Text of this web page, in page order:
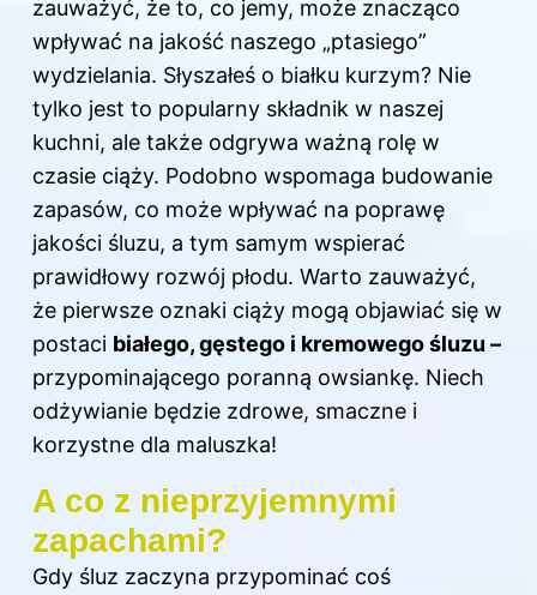
zauważyć, że to, co jemy, może znacząco
wpływać na jakość naszego „ptasiego”
wydzielania. Słyszałeś o białku kurzym? Nie
tylko jest to popularny składnik w naszej
kuchni, ale także odgrywa ważną rolę w
czasie ciąży. Podobno wspomaga budowanie
zapasów, co może wpływać na poprawę
jakości śluzu, a tym samym wspierać
prawidłowy rozwój płodu. Warto zauważyć,
że pierwsze oznaki ciąży mogą objawiać się w
postaci białego, gęstego i kremowego śluzu –
przypominającego poranną owsiankę. Niech
odżywianie będzie zdrowe, smaczne i
korzystne dla maluszka!
A co z nieprzyjemnymi
zapachami?
Gdy śluz zaczyna przypominać coś